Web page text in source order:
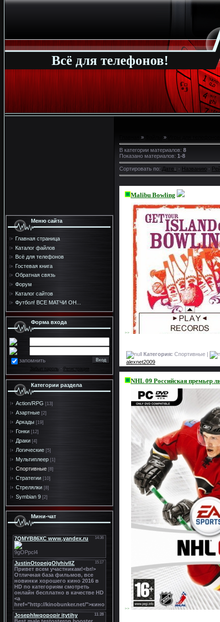
Всё для телефонов!
Меню сайта
Главная страница
Каталог файлов
Всё для телефонов
Гостевая книга
Обратная связь
Форум
Каталог сайтов
Футбол! ВСЕ МАТЧИ ОН...
Форма входа
запомнить
Забыл пароль · Регистрация
Категории раздела
Action/RPG [13]
Азартные [2]
Аркады [19]
Гонки [12]
Драки [4]
Логические [5]
Мультиплеер [1]
Спортивные [8]
Стратегии [10]
Стрелялки [8]
Symbian 9 [2]
Мини-чат
» »
В категории материалов: 8
Показано материалов: 1-8
Сортировать по: Дате · Названию ·
Malibu Bowling
>>
Категория: Спортивные |
alexnet2009
NHL 09 Российская премьер
>>